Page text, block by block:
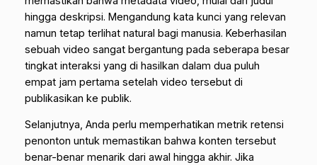
hingga deskripsi. Mengandung kata kunci yang relevan
namun tetap terlihat natural bagi manusia. Keberhasilan
sebuah video sangat bergantung pada seberapa besar
tingkat interaksi yang di hasilkan dalam dua puluh
empat jam pertama setelah video tersebut di
publikasikan ke publik.
Selanjutnya, Anda perlu memperhatikan metrik retensi
penonton untuk memastikan bahwa konten tersebut
benar-benar menarik dari awal hingga akhir. Jika